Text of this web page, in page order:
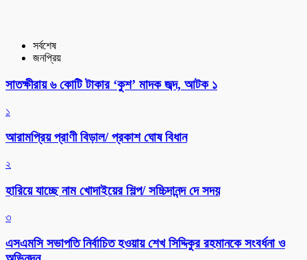
সর্বশেষ
জনপ্রিয়
সাতক্ষীরায় ৬ কোটি টাকার ‘কুশ’ মাদক জব্দ, আটক ১
১
আরামপ্রিয় প্রাণী বিড়াল/ প্রকাশ ঘোষ বিধান
২
হারিয়ে যাচ্ছে নাম খোদাইয়ের শিল্প/ সচ্চিদানন্দ দে সদয়
৩
এসএমসি সভাপতি নির্বাচিত হওয়ায় শেখ সিদ্দিকুর রহমানকে সংবর্ধনা ও